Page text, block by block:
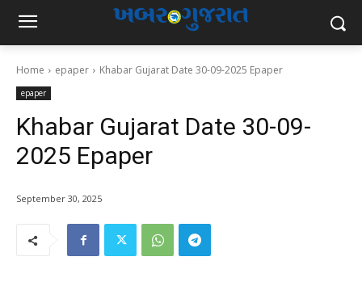
Home epaper Khabar Gujarat Date 30-09-2025 Epaper
epaper
Khabar Gujarat Date 30-09-
2025 Epaper
September 30, 2025